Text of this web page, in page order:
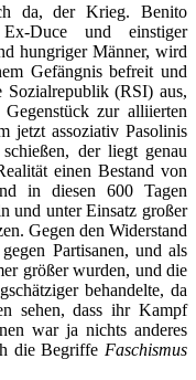
da, der Krieg. Benito
Duce und einstiger
hungriger Männer, wird
Gefängnis befreit und
Sozialrepublik (RSI) aus,
zur alliierten
jetzt assoziativ Pasolinis
der liegt genau
einen Bestand von
in diesen 600 Tagen
und unter Einsatz großer
Gegen den Widerstand
Partisanen, und als
größer wurden, und die
behandelte, da
sehen, dass ihr Kampf
war ja nichts anderes
die Begriffe Faschismus